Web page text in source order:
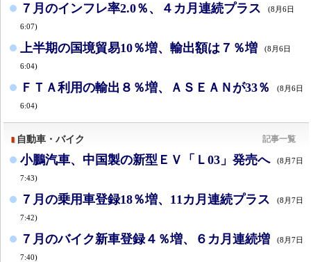
７月のインフレ率2.0％、４カ月連続プラス (8月6日
6:07)
上半期の国境貿易10％増、輸出額は７％増 (8月6日
6:04)
ＦＴＡ利用の輸出８％増、ＡＳＥＡＮが33％ (8月6日
6:04)
自動車・バイク 記事一覧
小鵬汽車、中国製の新型ＥＶ「Ｌ03」発売へ (8月7日
7:43)
７月の乗用車登録18％増、11カ月連続プラス (8月7日
7:42)
７月のバイク新車登録４％増、６カ月連続増 (8月7日
7:40)